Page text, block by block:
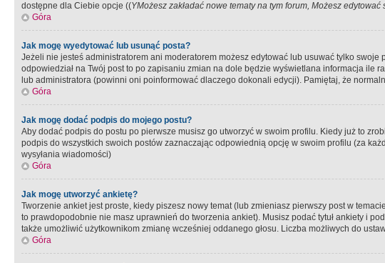
dostępne dla Ciebie opcje ((YMożesz zakładać nowe tematy na tym forum, Możesz edytować
Góra
Jak mogę wyedytować lub usunąć posta?
Jeżeli nie jesteś administratorem ani moderatorem możesz edytować lub usuwać tylko
odpowiedział na Twój post to po zapisaniu zmian na dole będzie wyświetlana informacja ile
lub administratora (powinni oni poinformować dlaczego dokonali edycji). Pamiętaj, że
Góra
Jak mogę dodać podpis do mojego postu?
Aby dodać podpis do postu po pierwsze musisz go utworzyć w swoim profilu. Kiedy już to
podpis do wszystkich swoich postów zaznaczając odpowiednią opcję w swoim profilu (za
wysyłania wiadomości)
Góra
Jak mogę utworzyć ankietę?
Tworzenie ankiet jest proste, kiedy piszesz nowy temat (lub zmieniasz pierwszy post w
to prawdopodobnie nie masz uprawnień do tworzenia ankiet). Musisz podać tytuł ankiety i
także umożliwić użytkownikom zmianę wcześniej oddanego głosu. Liczba możliwych do
Góra